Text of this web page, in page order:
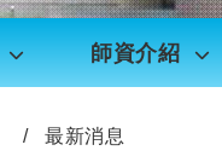
師資介紹
最新消息